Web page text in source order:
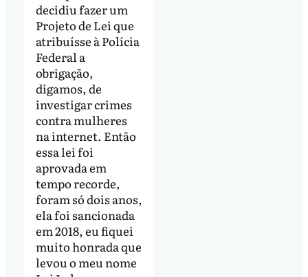
decidiu fazer um
Projeto de Lei que
atribuísse à Polícia
Federal a
obrigação,
digamos, de
investigar crimes
contra mulheres
na internet. Então
essa lei foi
aprovada em
tempo recorde,
foram só dois anos,
ela foi sancionada
em 2018, eu fiquei
muito honrada que
levou o meu nome